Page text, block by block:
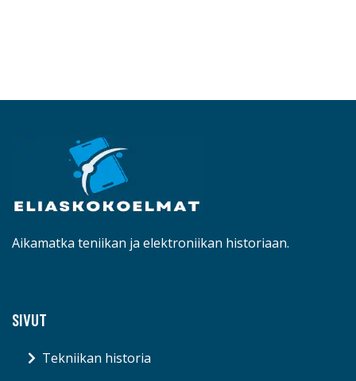
Aikamatka teniikan ja elektroniikan historiaan.
SIVUT
Tekniikan historia